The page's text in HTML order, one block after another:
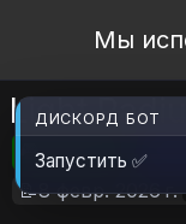
Open
Мы
Light
🎮RimWorld
📝8 февр. 2026 г.
ДИСКОРД БОТ
Запустить ✅